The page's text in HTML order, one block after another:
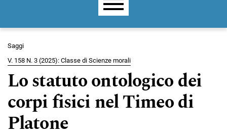
Menu principale
Saggi
V. 158 N. 3 (2025): Classe di Scienze morali
Lo statuto ontologico dei
corpi fisici nel Timeo di
Platone